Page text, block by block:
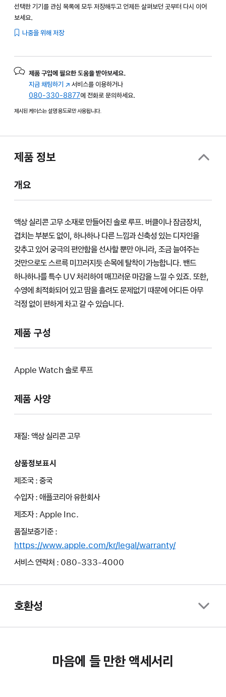
선택한 기기를 관심 목록에 모두 저장해두고 언제든 살펴보던 곳부터 다시 이어
보세요.
나중을 위해 저장
제품 구입에 필요한 도움을 받아보세요.
지금 채팅하기 (새
창에서
열림)
서비스를 이용하거나
080-330-8877에 전화로 문의하세요.
제시된 케이스는 설명 용도로만 사용됩니다.
제품 정보
개요
액상 실리콘 고무 소재로 만들어진 솔로 루프. 버클이나 잠금장치,
겹치는 부분도 없이, 하나하나 다른 느낌과 신축성 있는 디자인을
갖추고 있어 궁극의 편안함을 선사할 뿐만 아니라, 조금 늘여주는
것만으로도 스르륵 미끄러지듯 손목에 탈착이 가능합니다. 밴드
하나하나를 특수 UV 처리하여 매끄러운 마감을 느낄 수 있죠. 또한,
수영에 최적화되어 있고 땀을 흘려도 문제없기 때문에 어디든 아무
걱정 없이 편하게 차고 갈 수 있습니다.
제품 구성
Apple Watch 솔로 루프
제품 사양
재질: 액상 실리콘 고무
상품정보표시
제조국 : 중국
수입자 : 애플코리아 유한회사
제조자 : Apple Inc.
품질보증기준 :
https://www.apple.com/kr/legal/warranty/
서비스 연락처 : 080-333-4000
호환성
마음에 들 만한 액세서리